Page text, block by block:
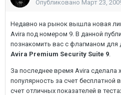
Опубликовано Март 23,
Недавно на рынок вышла новая
Avira под номером 9. В данной
познакомить вас с флагманом
Avira Premium Security Suite 9.
За последнее время Avira
популярность за счет бесплатной
счет отличных показателей в